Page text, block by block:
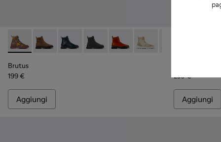
Brutus - K400325-027 - Stivaletto in pelle bordeaux e
Brutus - K400325-051
Brutus - K400325-048
Brutus - K400325-046
Brutus - K400325-042
Brutus - K400325-040
Brutus -Brutus -
Brutus
199 €
Aggiungi
Brutus -
230 €
Aggiungi